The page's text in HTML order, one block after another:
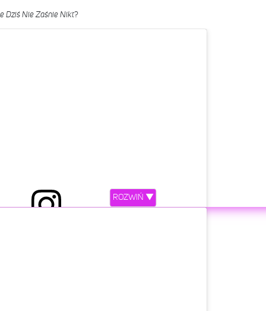
Dziś Nie Zaśnie Nikt?
ROZWIŃ ▼